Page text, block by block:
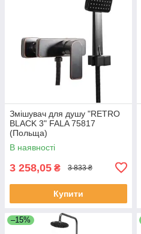
Змішувач для душу "RETRO
BLACK 3" FALA 75817
(Польща)
В наявності
3 258,05 ₴ 3 833 ₴
Купити
–15%